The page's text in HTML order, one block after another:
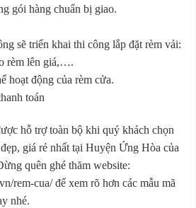
gói hàng chuẩn bị giao.
sẽ triển khai thi công lắp đặt rèm vải:
rèm lên giá,….
hoạt động của rèm cửa.
toán
hỗ trợ toàn bộ khi quý khách chọn
giá rẻ nhất tại Huyện Ứng Hòa của
quên ghé thăm website:
rem-cua/ để xem rõ hơn các mẫu mã
nhé.